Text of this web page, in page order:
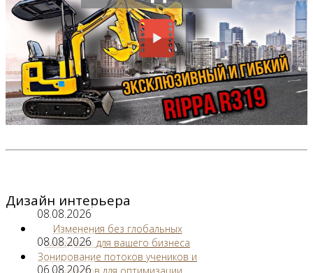
Дизайн интерьера
08.08.2026
Изменения без глобальных
переделок для вашего бизнеса
08.08.2026
Зонирование потоков учеников и
06.08.2026